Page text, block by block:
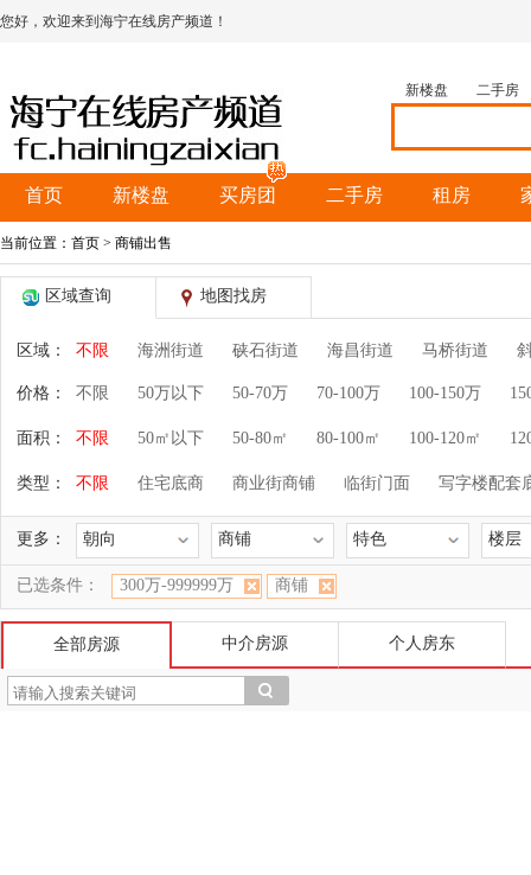
您好，欢迎来到海宁在线房产频道！
新楼盘 二手房
首页 新楼盘 买房团 二手房 租房
当前位置： 首页 > 商铺出售
区域查询 地图找房
区域： 不限 海洲街道 硖石街道 海昌街道 马桥街道
价格： 不限 50万以下 50-70万 70-100万 100-150万
面积： 不限 50㎡以下 50-80㎡ 80-100㎡ 100-120㎡
类型： 不限 住宅底商 商业街商铺 临街门面 写字楼配套
更多： 朝向 商铺 特色 楼层
已选条件： 300万-999999万 商铺
全部房源 中介房源 个人房东